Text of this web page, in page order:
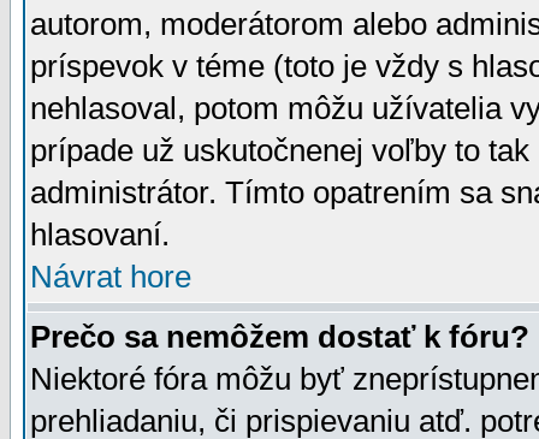
autorom, moderátorom alebo
príspevok v téme (toto je vždy s
nehlasoval, potom môžu užívatelia
prípade už uskutočnenej voľby to
administrátor. Tímto opatrením sa
hlasovaní.
Návrat hore
Prečo sa nemôžem dostať k fóru?
Niektoré fóra môžu byť
prehliadaniu, či prispievaniu atď.